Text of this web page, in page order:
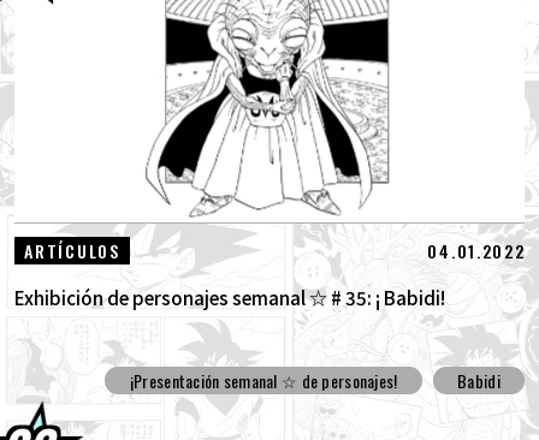
30.07.2026
DRAGON BALL: ¡Sparking! ¡Llega el nuevo
DLC NEO de ZERO que rompe todos los...
30.07.2026
[¡Entrevista con Hironobu Kageyama!] ¡Ya
está disponible el Tema musical "ZER...
29.07.2026
[#101] Toyotarou intentó dibujar: ¡Un
cierto personaje que luchó contra el G...
ARTÍCULOS 04.01.2022
Exhibición de personajes semanal ☆ # 35: ¡ Babidi!
¡Presentación semanal ☆ de personajes! Babidi